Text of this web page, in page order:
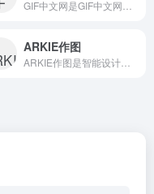
ARKIE作图